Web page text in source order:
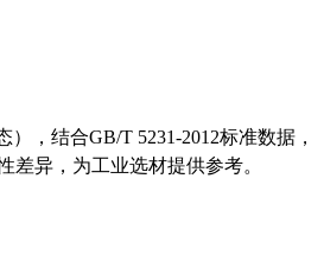
，结合GB/T 5231-2012标准数据，
异，为工业选材提供参考。